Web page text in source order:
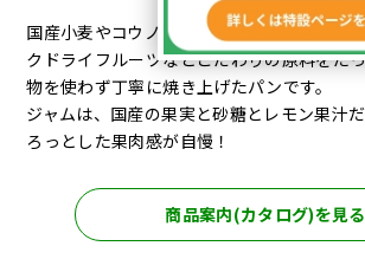
国産小麦やコウノトリを育むお米、よつ葉
クドライフルーツなどこだわりの原料をた
物を使わず丁寧に焼き上げたパンです。
ジャムは、国産の果実と砂糖とレモン果汁
ろっとした果肉感が自慢！
商品案内(カタログ)を見る